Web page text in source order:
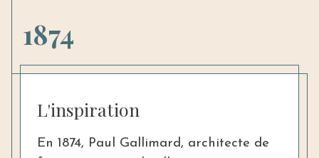
1874
L'inspiration
En 1874, Paul Gallimard, architecte de